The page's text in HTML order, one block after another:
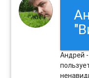
Андрей